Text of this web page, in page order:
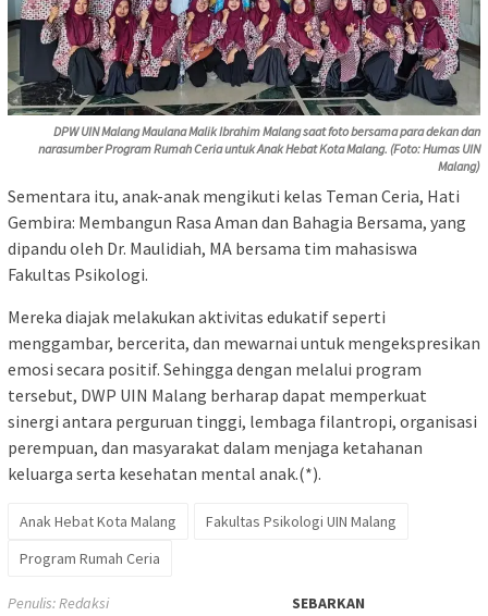
DPW UIN Malang Maulana Malik Ibrahim Malang saat foto bersama para dekan dan
narasumber Program Rumah Ceria untuk Anak Hebat Kota Malang. (Foto: Humas UIN
Malang)
Sementara itu, anak-anak mengikuti kelas Teman Ceria, Hati
Gembira: Membangun Rasa Aman dan Bahagia Bersama, yang
dipandu oleh Dr. Maulidiah, MA bersama tim mahasiswa
Fakultas Psikologi.
Mereka diajak melakukan aktivitas edukatif seperti
menggambar, bercerita, dan mewarnai untuk mengekspresikan
emosi secara positif. Sehingga dengan melalui program
tersebut, DWP UIN Malang berharap dapat memperkuat
sinergi antara perguruan tinggi, lembaga filantropi, organisasi
perempuan, dan masyarakat dalam menjaga ketahanan
keluarga serta kesehatan mental anak.(*).
Anak Hebat Kota Malang
Fakultas Psikologi UIN Malang
Program Rumah Ceria
Penulis: Redaksi
SEBARKAN